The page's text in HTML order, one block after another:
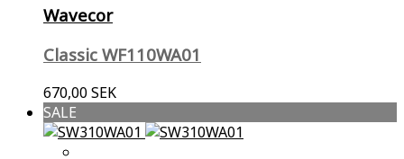
Wavecor
Classic WF110WA01
670,00 SEK
SALE